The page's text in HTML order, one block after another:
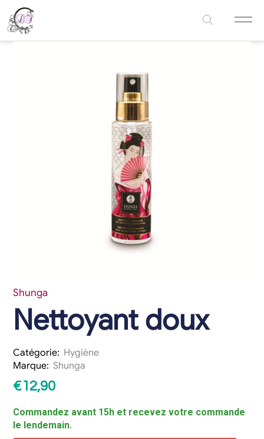
Shunga
Nettoyant doux
Catégorie: Hygiène
Marque: Shunga
€12,90
Commandez avant 15h et recevez votre commande
le lendemain.